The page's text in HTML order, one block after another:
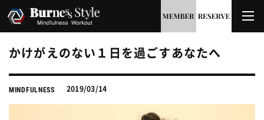
かけがえのない１日を過ごすあなたへ
MINDFULNESS 2019/03/14